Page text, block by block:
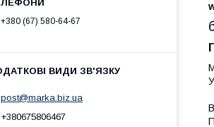
+380 (67) 580-64-67
post@marka.biz.ua
+380675806467